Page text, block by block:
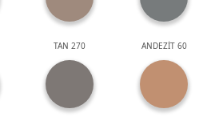
TAN 270 ANDEZİT 60